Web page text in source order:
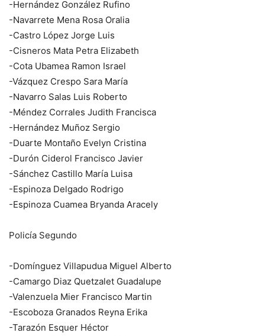
-Hernández González Rufino
-Navarrete Mena Rosa Oralia
-Castro López Jorge Luis
-Cisneros Mata Petra Elizabeth
-Cota Ubamea Ramon Israel
-Vázquez Crespo Sara María
-Navarro Salas Luis Roberto
-Méndez Corrales Judith Francisca
-Hernández Muñoz Sergio
-Duarte Montaño Evelyn Cristina
-Durón Ciderol Francisco Javier
-Sánchez Castillo María Luisa
-Espinoza Delgado Rodrigo
-Espinoza Cuamea Bryanda Aracely
Policía Segundo
-Domínguez Villapudua Miguel Alberto
-Camargo Diaz Quetzalet Guadalupe
-Valenzuela Mier Francisco Martin
-Escoboza Granados Reyna Erika
-Tarazón Esquer Héctor